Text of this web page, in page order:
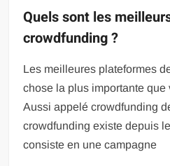
Quels sont les
crowdfunding ?
Les meilleures plateformes
chose la plus importante que
Aussi appelé crowdfunding
crowdfunding existe depuis
consiste en une campagne